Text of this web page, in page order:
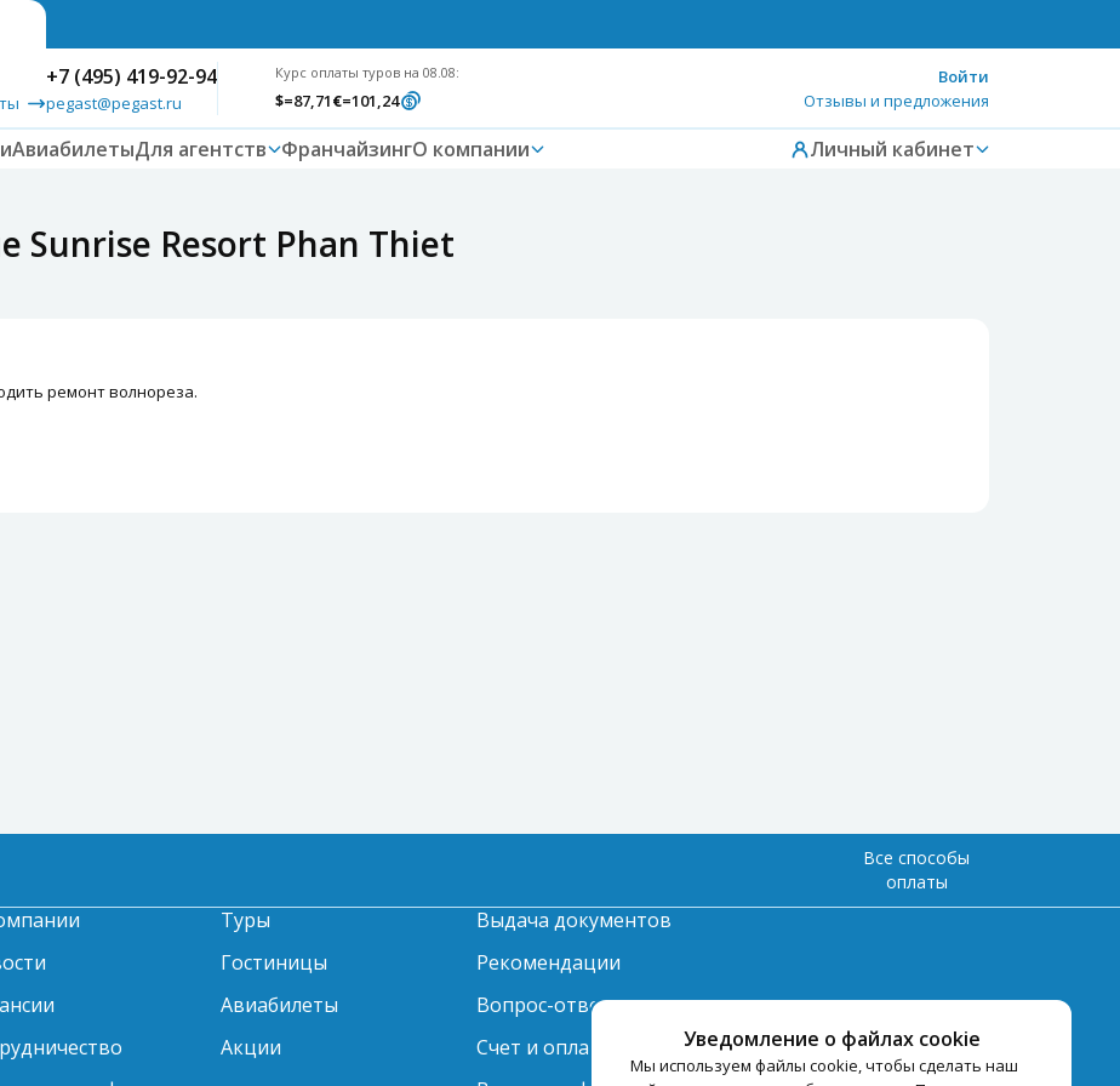
+7 (495) 419-92-94
pegast@pegast.ru
Курс оплаты туров на 08.08:
$=87,71€=101,24
Войти
Отзывы и предложения
АвиабилетыДля агентств ФранчайзингО компании Личный кабинет
Sunrise Resort Phan Thiet
ремонт волнореза.
Уведомление о файлах cookie
Мы используем файлы cookie, чтобы сделать наш
Все способы
оплаты
Туры
Гостиницы
Авиабилеты
Акции
Выдача документов
Рекомендации
Вопрос-ответ
Счет и оплата